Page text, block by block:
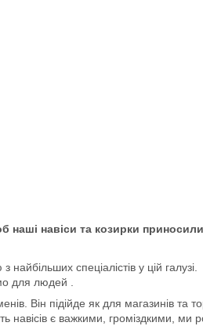
навіси та козирки
спеціалістів у цій галузі.
для людей .
Він підійде як для магазинів та
навісів є важкими, громіздкими, ми